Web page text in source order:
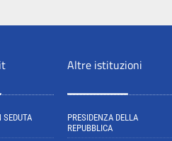
SEDUTA
Altre istituzioni
PRESIDENZA DELLA
REPUBBLICA